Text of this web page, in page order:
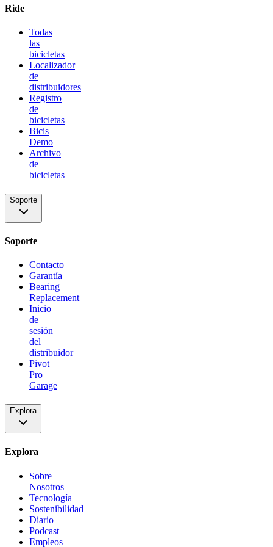
Ride
Todas
las
bicicletas
Localizador
de
distribuidores
Registro
de
bicicletas
Bicis
Demo
Archivo
de
bicicletas
Soporte
Soporte
Contacto
Garantía
Bearing
Replacement
Inicio
de
sesión
del
distribuidor
Pivot
Pro
Garage
Explora
Explora
Sobre
Nosotros
Tecnología
Sostenibilidad
Diario
Podcast
Empleos